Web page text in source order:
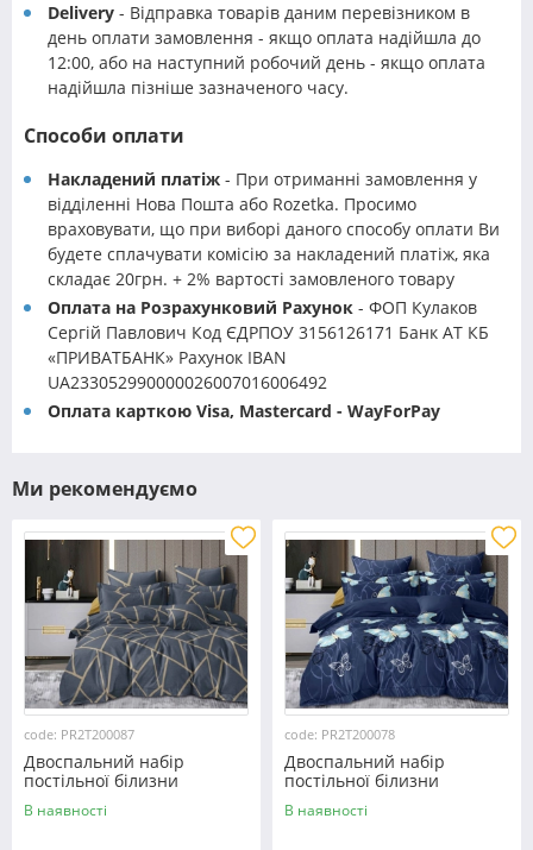
Delivery - Відправка товарів даним перевізником в
день оплати замовлення - якщо оплата надійшла до
12:00, або на наступний робочий день - якщо оплата
надійшла пізніше зазначеного часу.
Способи оплати
Накладений платіж - При отриманні замовлення у
відділенні Нова Пошта або Rozetka. Просимо
враховувати, що при виборі даного способу оплати Ви
будете сплачувати комісію за накладений платіж, яка
складає 20грн. + 2% вартості замовленого товару
Оплата на Розрахунковий Рахунок - ФОП Кулаков
Сергій Павлович Код ЄДРПОУ 3156126171 Банк АТ КБ
«ПРИВАТБАНК» Рахунок IBAN
UA233052990000026007016006492
Оплата карткою Visa, Mastercard - WayForPay
Ми рекомендуємо
code: PR2T200087
Двоспальний набір
постільної білизни
180*220 із полікотону
№200087 Черешенька™
В наявності
code: PR2T200078
Двоспальний набір
постільної білизни
180*220 із полікотону
№200078 Черешенька™
В наявності